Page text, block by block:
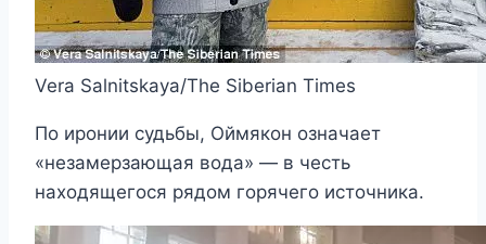
Vera Salnitskaya/The Siberian Times
По иронии судьбы, Оймякон означает
«незамерзающая вода» — в честь
находящегося рядом горячего источника.